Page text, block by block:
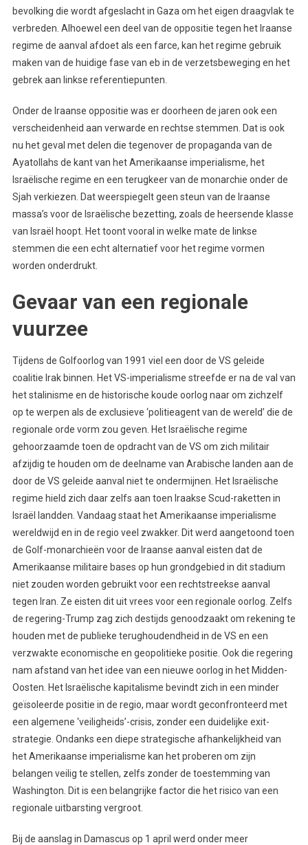
bevolking die wordt afgeslacht in Gaza om het eigen draagvlak te
verbreden. Alhoewel een deel van de oppositie tegen het Iraanse
regime de aanval afdoet als een farce, kan het regime gebruik
maken van de huidige fase van eb in de verzetsbeweging en het
gebrek aan linkse referentiepunten.
Onder de Iraanse oppositie was er doorheen de jaren ook een
verscheidenheid aan verwarde en rechtse stemmen. Dat is ook
nu het geval met delen die tegenover de propaganda van de
Ayatollahs de kant van het Amerikaanse imperialisme, het
Israëlische regime en een terugkeer van de monarchie onder de
Sjah verkiezen. Dat weerspiegelt geen steun van de Iraanse
massa’s voor de Israëlische bezetting, zoals de heersende klasse
van Israël hoopt. Het toont vooral in welke mate de linkse
stemmen die een echt alternatief voor het regime vormen
worden onderdrukt.
Gevaar van een regionale
vuurzee
Tijdens de Golfoorlog van 1991 viel een door de VS geleide
coalitie Irak binnen. Het VS-imperialisme streefde er na de val van
het stalinisme en de historische koude oorlog naar om zichzelf
op te werpen als de exclusieve ‘politieagent van de wereld’ die de
regionale orde vorm zou geven. Het Israëlische regime
gehoorzaamde toen de opdracht van de VS om zich militair
afzijdig te houden om de deelname van Arabische landen aan de
door de VS geleide aanval niet te ondermijnen. Het Israëlische
regime hield zich daar zelfs aan toen Iraakse Scud-raketten in
Israël landden. Vandaag staat het Amerikaanse imperialisme
wereldwijd en in de regio veel zwakker. Dit werd aangetoond toen
de Golf-monarchieën voor de Iraanse aanval eisten dat de
Amerikaanse militaire bases op hun grondgebied in dit stadium
niet zouden worden gebruikt voor een rechtstreekse aanval
tegen Iran. Ze eisten dit uit vrees voor een regionale oorlog. Zelfs
de regering-Trump zag zich destijds genoodzaakt om rekening te
houden met de publieke terughoudendheid in de VS en een
verzwakte economische en geopolitieke positie. Ook die regering
nam afstand van het idee van een nieuwe oorlog in het Midden-
Oosten. Het Israëlische kapitalisme bevindt zich in een minder
geïsoleerde positie in de regio, maar wordt geconfronteerd met
een algemene ‘veiligheids’-crisis, zonder een duidelijke exit-
strategie. Ondanks een diepe strategische afhankelijkheid van
het Amerikaanse imperialisme kan het proberen om zijn
belangen veilig te stellen, zelfs zonder de toestemming van
Washington. Dit is een belangrijke factor die het risico van een
regionale uitbarsting vergroot.
Bij de aanslag in Damascus op 1 april werd onder meer